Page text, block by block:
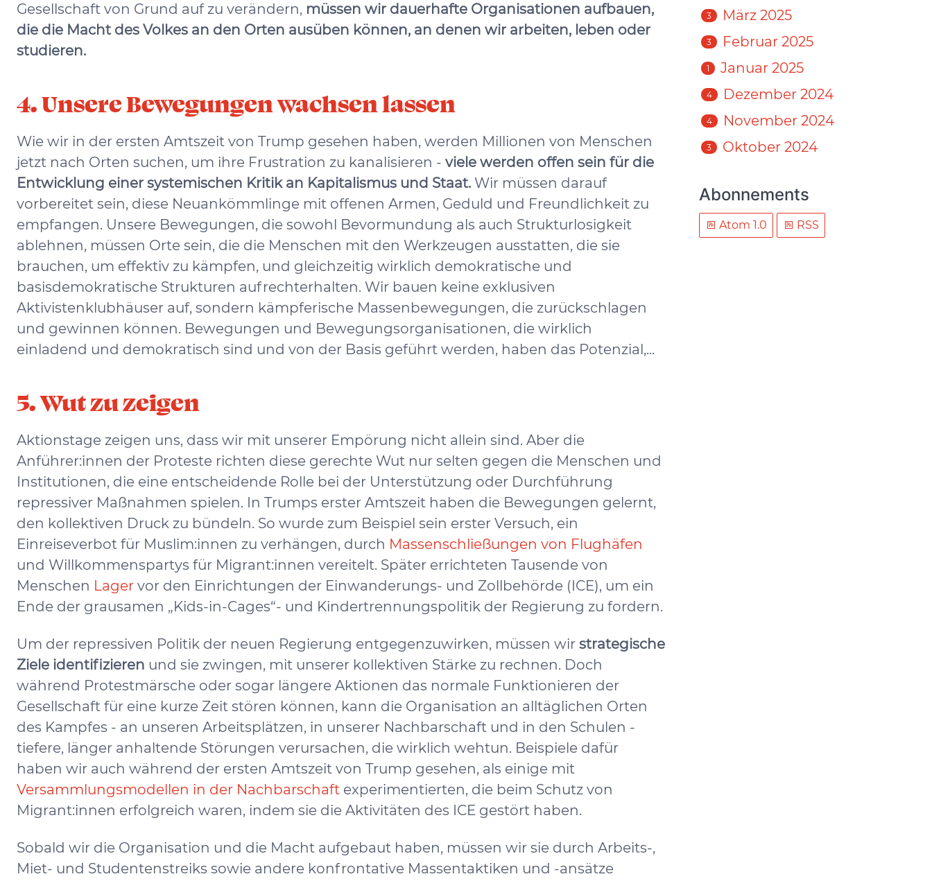
Gesellschaft von Grund auf zu verändern, müssen wir dauerhafte Organisationen aufbauen,
die die Macht des Volkes an den Orten ausüben können, an denen wir arbeiten, leben oder
studieren.
4. Unsere Bewegungen wachsen lassen
Wie wir in der ersten Amtszeit von Trump gesehen haben, werden Millionen von Menschen
jetzt nach Orten suchen, um ihre Frustration zu kanalisieren - viele werden offen sein für die
Entwicklung einer systemischen Kritik an Kapitalismus und Staat. Wir müssen darauf
vorbereitet sein, diese Neuankömmlinge mit offenen Armen, Geduld und Freundlichkeit zu
empfangen. Unsere Bewegungen, die sowohl Bevormundung als auch Strukturlosigkeit
ablehnen, müssen Orte sein, die die Menschen mit den Werkzeugen ausstatten, die sie
brauchen, um effektiv zu kämpfen, und gleichzeitig wirklich demokratische und
basisdemokratische Strukturen aufrechterhalten. Wir bauen keine exklusiven
Aktivistenklubhäuser auf, sondern kämpferische Massenbewegungen, die zurückschlagen
und gewinnen können. Bewegungen und Bewegungsorganisationen, die wirklich
einladend und demokratisch sind und von der Basis geführt werden, haben das Potenzial,...
5. Wut zu zeigen
Aktionstage zeigen uns, dass wir mit unserer Empörung nicht allein sind. Aber die
Anführer:innen der Proteste richten diese gerechte Wut nur selten gegen die Menschen und
Institutionen, die eine entscheidende Rolle bei der Unterstützung oder Durchführung
repressiver Maßnahmen spielen. In Trumps erster Amtszeit haben die Bewegungen gelernt,
den kollektiven Druck zu bündeln. So wurde zum Beispiel sein erster Versuch, ein
Einreiseverbot für Muslim:innen zu verhängen, durch Massenschließungen von Flughäfen
und Willkommenspartys für Migrant:innen vereitelt. Später errichteten Tausende von
Menschen Lager vor den Einrichtungen der Einwanderungs- und Zollbehörde (ICE), um ein
Ende der grausamen „Kids-in-Cages“- und Kindertrennungspolitik der Regierung zu fordern.
Um der repressiven Politik der neuen Regierung entgegenzuwirken, müssen wir strategische
Ziele identifizieren und sie zwingen, mit unserer kollektiven Stärke zu rechnen. Doch
während Protestmärsche oder sogar längere Aktionen das normale Funktionieren der
Gesellschaft für eine kurze Zeit stören können, kann die Organisation an alltäglichen Orten
des Kampfes - an unseren Arbeitsplätzen, in unserer Nachbarschaft und in den Schulen -
tiefere, länger anhaltende Störungen verursachen, die wirklich wehtun. Beispiele dafür
haben wir auch während der ersten Amtszeit von Trump gesehen, als einige mit
Versammlungsmodellen in der Nachbarschaft experimentierten, die beim Schutz von
Migrant:innen erfolgreich waren, indem sie die Aktivitäten des ICE gestört haben.
Sobald wir die Organisation und die Macht aufgebaut haben, müssen wir sie durch Arbeits-,
Miet- und Studentenstreiks sowie andere konfrontative Massentaktiken und -ansätze
3 März 2025
3 Februar 2025
1 Januar 2025
4 Dezember 2024
4 November 2024
3 Oktober 2024
Abonnements
Atom 1.0 RSS